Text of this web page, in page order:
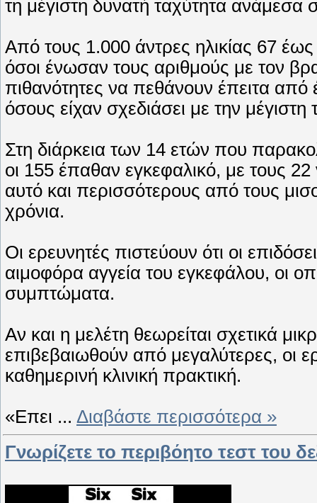
τη μέγιστη δυνατή ταχύτητα ανάμεσα
Από τους 1.000 άντρες ηλικίας 67
όσοι ένωσαν τους αριθμούς με τον
πιθανότητες να πεθάνουν έπειτα από
όσους είχαν σχεδιάσει με την μέγιστη
Στη διάρκεια των 14 ετών που
οι 155 έπαθαν εγκεφαλικό, με τους
αυτό και περισσότερους από τους
χρόνια.
Οι ερευνητές πιστεύουν ότι οι
αιμοφόρα αγγεία του εγκεφάλου, οι
συμπτώματα.
Αν και η μελέτη θεωρείται σχετικά
επιβεβαιωθούν από μεγαλύτερες, οι
καθημερινή κλινική πρακτική.
«Επει ... Διαβάστε περισσότερα »
Γνωρίζετε το περιβόητο τεστ του